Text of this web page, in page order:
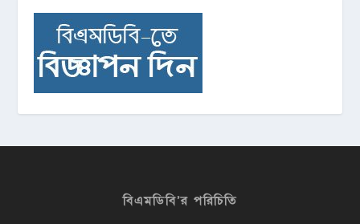
বিএমডিবি’র পরিচিতি